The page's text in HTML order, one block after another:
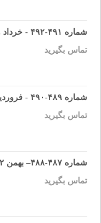
شماره ۴۹۱-۴۹۲ - خرداد و تیر ۱۴۰۳
تماس بگیرید
شماره ۴۸۹-۴۹۰ - فروردین ۱۴۰۳
تماس بگیرید
شماره ۴۸۷-۴۸۸– بهمن ۱۴۰۲
تماس بگیرید